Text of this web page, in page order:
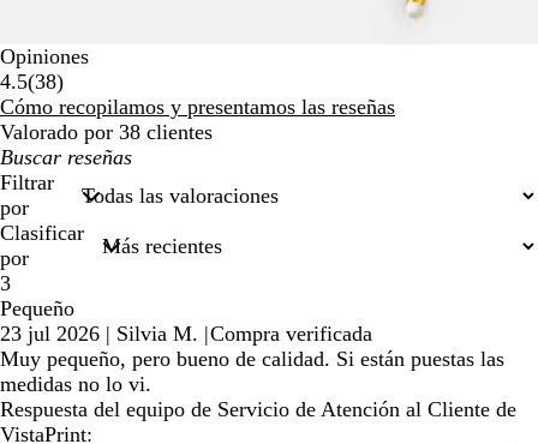
Opiniones
4.5(3838
reseñas
)
Cómo recopilamos y presentamos las reseñas
Valorado por 38 clientes
Mis
búsquedas
Filtrar
por
Clasificar
por
3
Pequeño
23 jul 2026 | Silvia M. |Compra verificada
Muy pequeño, pero bueno de calidad. Si están puestas las
medidas no lo vi.
Respuesta del equipo de Servicio de Atención al Cliente de
VistaPrint: